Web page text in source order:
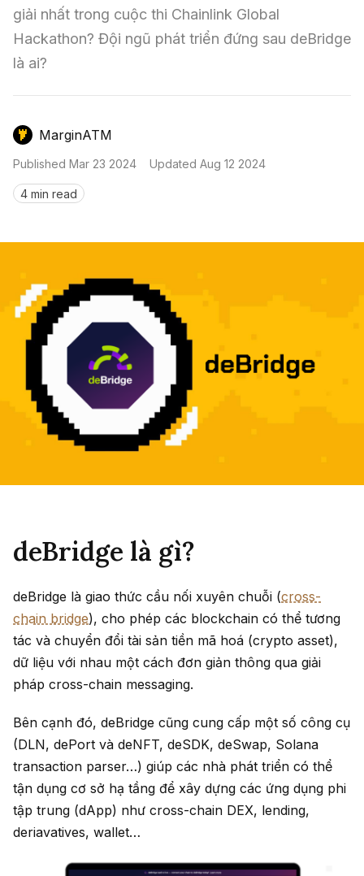
Kinh Nghiệm Đầu Tư
Sàn Giao Dịch
Mô Hình Biểu Đồ Giá
GameFi
Sign in
giải nhất trong cuộc thi Chainlink Global
Hackathon? Đội ngũ phát triển đứng sau deBridge
là ai?
MarginATM
Published Mar 23 2024 Updated Aug 12 2024
4 min read
deBridge là gì?
deBridge là giao thức cầu nối xuyên chuỗi (cross-
chain bridge), cho phép các blockchain có thể tương
tác và chuyển đổi tài sản tiền mã hoá (crypto asset),
dữ liệu với nhau một cách đơn giản thông qua giải
pháp cross-chain messaging.
Bên cạnh đó, deBridge cũng cung cấp một số công cụ
(DLN, dePort và deNFT, deSDK, deSwap, Solana
transaction parser…) giúp các nhà phát triển có thể
tận dụng cơ sở hạ tầng để xây dựng các ứng dụng phi
tập trung (dApp) như cross-chain DEX, lending,
deriavatives, wallet…